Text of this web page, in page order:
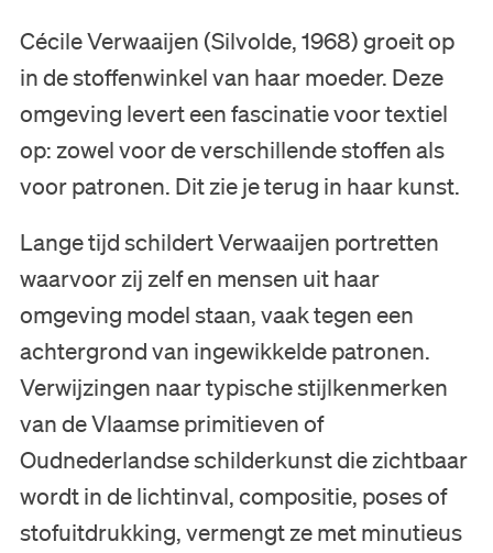
Bezoek
Museum
Collectie
Cécile Verwaaijen (Silvolde, 1968) groeit op
in de stoffenwinkel van haar moeder. Deze
omgeving levert een fascinatie voor textiel
op: zowel voor de verschillende stoffen als
voor patronen. Dit zie je terug in haar kunst.
Lange tijd schildert Verwaaijen portretten
waarvoor zij zelf en mensen uit haar
omgeving model staan, vaak tegen een
achtergrond van ingewikkelde patronen.
Verwijzingen naar typische stijlkenmerken
van de Vlaamse primitieven of
Oudnederlandse schilderkunst die zichtbaar
wordt in de lichtinval, compositie, poses of
stofuitdrukking, vermengt ze met minutieus